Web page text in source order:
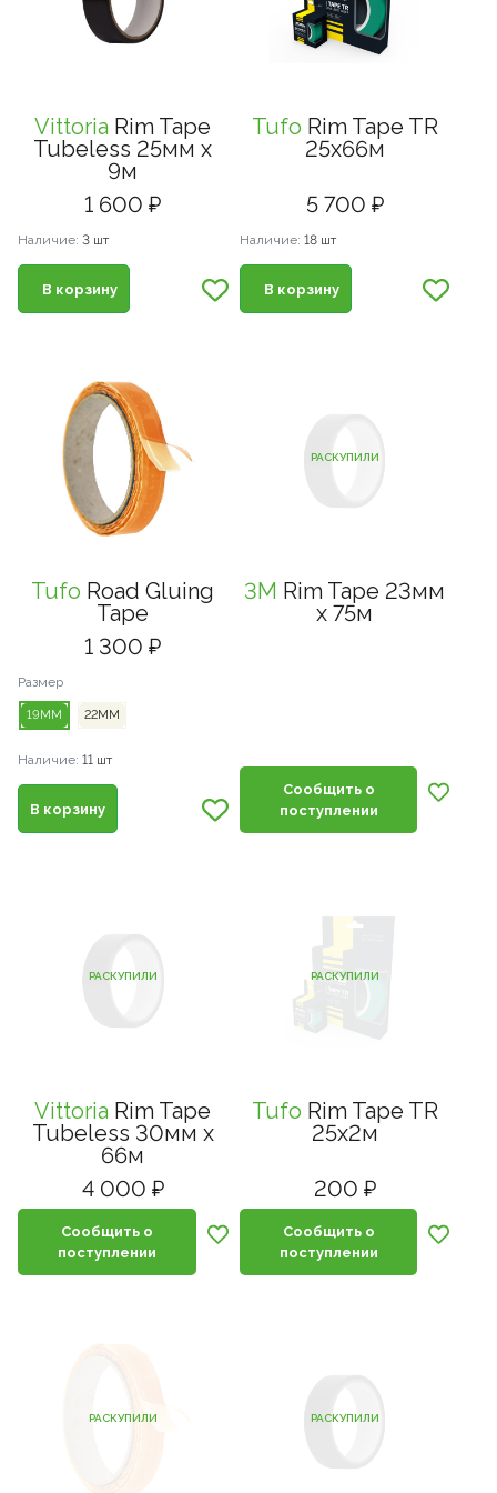
Vittoria Rim Tape
Tubeless 25мм x
9м
1 600 ₽
Наличие: 3 шт
В корзину
Tufo Rim Tape TR
25x66м
5 700 ₽
Наличие: 18 шт
В корзину
Tufo Road Gluing
Tape
1 300 ₽
Размер
19ММ 22ММ
Наличие: 11 шт
В корзину
РАСКУПИЛИ
3M Rim Tape 23мм
x 75м
Сообщить о
поступлении
РАСКУПИЛИ
Vittoria Rim Tape
Tubeless 30мм x
66м
4 000 ₽
Сообщить о
поступлении
РАСКУПИЛИ
Tufo Rim Tape TR
25x2м
200 ₽
Сообщить о
поступлении
РАСКУПИЛИ РАСКУПИЛИ